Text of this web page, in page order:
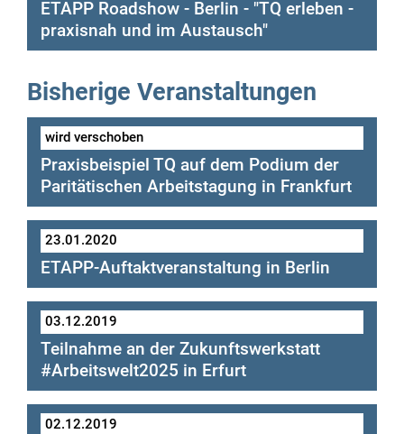
2022
ETAPP Roadshow - Berlin - "TQ erleben -
praxisnah und im Austausch"
„TQ erleben – praxisnah und im
Austausch“
Anmeldelink zur Veranstaltung
Programm zur Veranstaltung
Bisherige Veranstaltungen
wird verschoben
Praxisbeispiel TQ auf dem Podium der
Paritätischen Arbeitstagung in Frankfurt
... WIRD AUFGRUND DER CORONA-
PANDEMIE VERSCHOBEN ...
23.01.2020
ETAPP-Auftaktveranstaltung in Berlin
03.12.2019
Teilnahme an der Zukunftswerkstatt
#Arbeitswelt2025 in Erfurt
02.12.2019